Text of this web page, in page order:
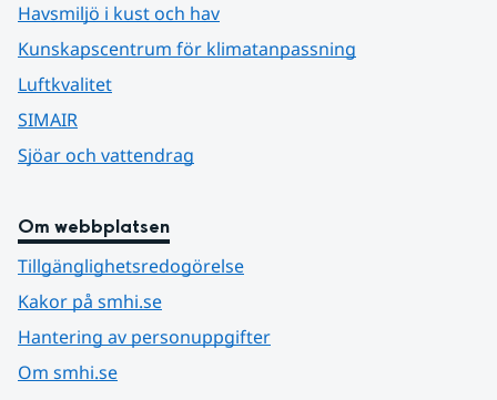
Havsmiljö i kust och hav
Kunskapscentrum för klimatanpassning
Luftkvalitet
SIMAIR
Sjöar och vattendrag
Om webbplatsen
Tillgänglighetsredogörelse
Kakor på smhi.se
Hantering av personuppgifter
Om smhi.se